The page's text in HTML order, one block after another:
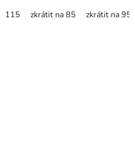
115 zkrátit na 85 zkrátit na 95